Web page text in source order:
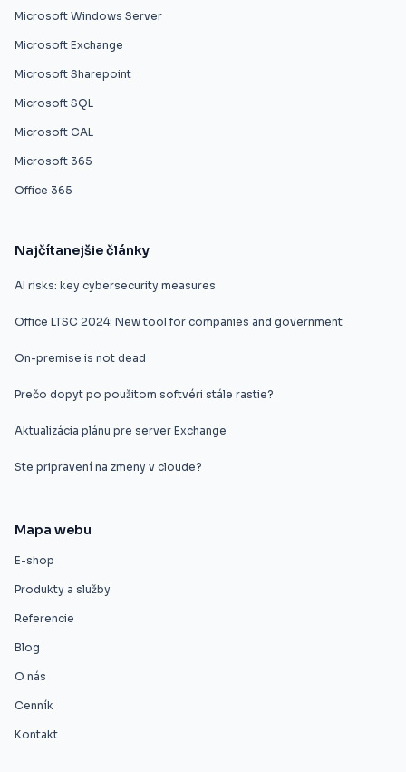
Microsoft Windows Server
Microsoft Exchange
Microsoft Sharepoint
Microsoft SQL
Microsoft CAL
Microsoft 365
Office 365
Najčítanejšie články
AI risks: key cybersecurity measures
Office LTSC 2024: New tool for companies and government
On-premise is not dead
Prečo dopyt po použitom softvéri stále rastie?
Aktualizácia plánu pre server Exchange
Ste pripravení na zmeny v cloude?
Mapa webu
E-shop
Produkty a služby
Referencie
Blog
O nás
Cenník
Kontakt